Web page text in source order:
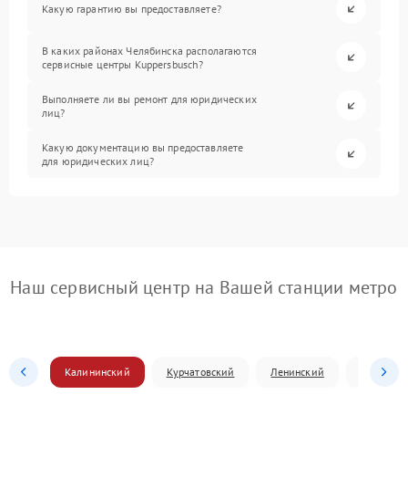
Какую гарантию вы предоставляете?
В каких районах Челябинска располагаются
сервисные центры Kuppersbusch?
Выполняете ли вы ремонт для юридических
лиц?
Какую документацию вы предоставляете
для юридических лиц?
Наш сервисный центр на Вашей станции метро
Калининский Курчатовский Ленинский